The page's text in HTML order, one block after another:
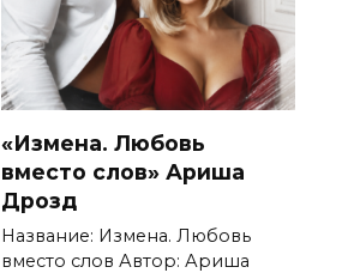
«Измена. Любовь
вместо слов» Ариша
Дрозд
Название: Измена. Любовь
вместо слов Автор: Ариша